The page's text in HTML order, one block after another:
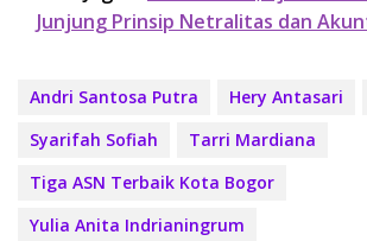
Junjung Prinsip Netralitas dan
Andri Santosa Putra Hery Antasari
Syarifah Sofiah
Tarri Mardiana
Tiga ASN Terbaik Kota Bogor
Yulia Anita Indrianingrum